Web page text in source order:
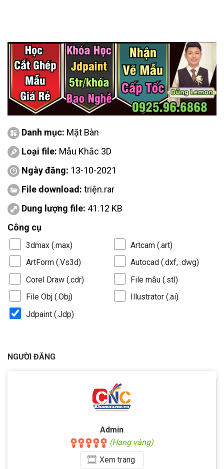
Danh mục: Mặt Bàn
Loại file: Mẫu Khắc 3D
Ngày đăng: 13-10-2021
File download: triện.rar
Dung lượng file: 41.12 KB
Công cụ
3dmax (.max)
Artcam (.art)
ArtForm (.Vs3d)
Autocad (.dxf, .dwg)
Corel Draw (.cdr)
File mẫu (.stl)
File Obj (.Obj)
Illustrator (.ai)
Jdpaint (.Jdp)
NGƯỜI ĐĂNG
Admin
(Hạng vàng)
Xemtrang